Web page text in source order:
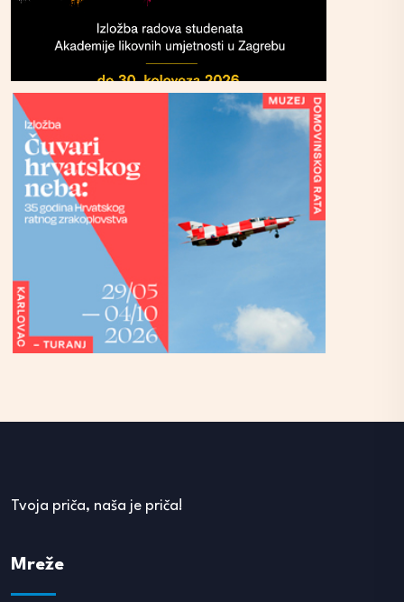
Tvoja priča, naša je priča!
Mreže